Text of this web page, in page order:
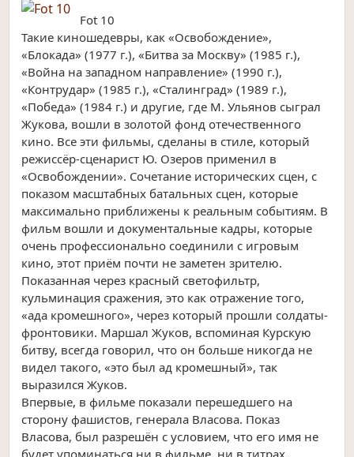
Fot 10
Такие киношедевры, как «Освобождение»,
«Блокада» (1977 г.), «Битва за Москву» (1985 г.),
«Война на западном направление» (1990 г.),
«Контрудар» (1985 г.), «Сталинград» (1989 г.),
«Победа» (1984 г.) и другие, где М. Ульянов сыграл
Жукова, вошли в золотой фонд отечественного
кино. Все эти фильмы, сделаны в стиле, который
режиссёр-сценарист Ю. Озеров применил в
«Освобождении». Сочетание исторических сцен, с
показом масштабных батальных сцен, которые
максимально приближены к реальным событиям. В
фильм вошли и документальные кадры, которые
очень профессионально соединили с игровым
кино, этот приём почти не заметен зрителю.
Показанная через красный светофильтр,
кульминация сражения, это как отражение того,
«ада кромешного», через который прошли солдаты-
фронтовики. Маршал Жуков, вспоминая Курскую
битву, всегда говорил, что он больше никогда не
видел такого, «это был ад кромешный», так
выразился Жуков.
Впервые, в фильме показали перешедшего на
сторону фашистов, генерала Власова. Показ
Власова, был разрешён с условием, что его имя не